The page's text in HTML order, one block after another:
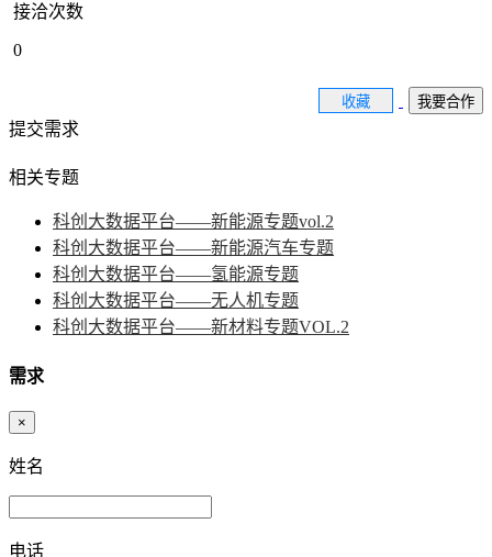
接洽次数
0
收藏 我要合作
提交需求
相关专题
科创大数据平台——新能源专题vol.2
科创大数据平台——新能源汽车专题
科创大数据平台——氢能源专题
科创大数据平台——无人机专题
科创大数据平台——新材料专题VOL.2
需求
×
姓名
电话